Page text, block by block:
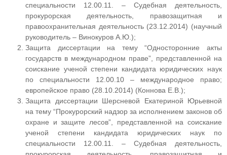
специальности 12.00.11. – Судебная деятельность,
прокурорская деятельность, правозащитная и
правоохранительная деятельность (23.12.2014) (научный
руководитель – Винокуров А.Ю.);
Защита диссертации на тему “Односторонние акты
государств в международном праве”, представленной на
соискание ученой степени кандидата юридических наук
по специальности 12.00.10 – международное право;
европейское право (28.10.2014) (Коннова Е.В.);
Защита диссертации Шерсневой Екатериной Юрьевной
на тему “Прокурорский надзор за исполнением законов об
охране и защите лесов”, представленной на соискание
ученой степени кандидата юридических наук по
специальности 12.00.11. – Судебная деятельность,